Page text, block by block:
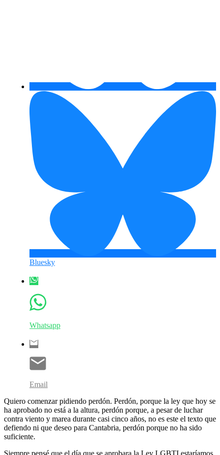
Bluesky
Whatsapp
Email
Quiero comenzar pidiendo perdón. Perdón, porque la ley que hoy se
ha aprobado no está a la altura, perdón porque, a pesar de luchar
contra viento y marea durante casi cinco años, no es este el texto que
defiendo ni que deseo para Cantabria, perdón porque no ha sido
suficiente.
Siempre pensé que el día que se aprobara la Ley LGBTI estaríamos